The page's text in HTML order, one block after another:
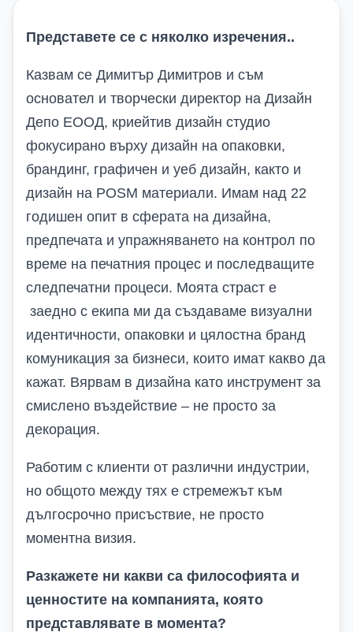
Представете се с няколко изречения..
Казвам се Димитър Димитров и съм
основател и творчески директор на Дизайн
Депо ЕООД, криейтив дизайн студио
фокусирано върху дизайн на опаковки,
брандинг, графичен и уеб дизайн, както и
дизайн на POSM материали. Имам над 22
годишен опит в сферата на дизайна,
предпечата и упражняването на контрол по
време на печатния процес и последващите
следпечатни процеси. Моята страст е
заедно с екипа ми да създаваме визуални
идентичности, опаковки и цялостна бранд
комуникация за бизнеси, които имат какво да
кажат. Вярвам в дизайна като инструмент за
смислено въздействие – не просто за
декорация.
Работим с клиенти от различни индустрии,
но общото между тях е стремежът към
дългосрочно присъствие, не просто
моментна визия.
Разкажете ни какви са философията и
ценностите на компанията, която
представлявате в момента?